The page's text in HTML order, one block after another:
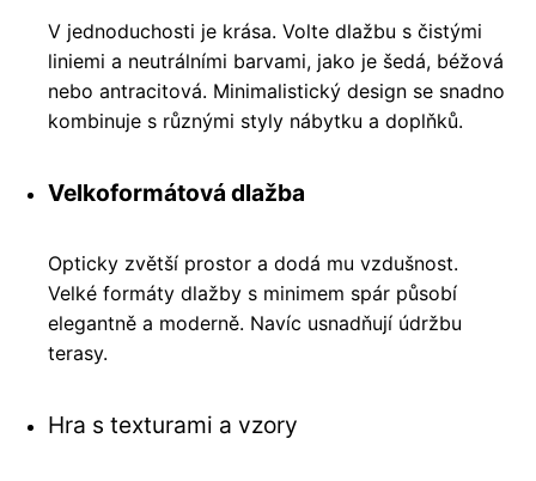
V jednoduchosti je krása. Volte dlažbu s čistými
liniemi a neutrálními barvami, jako je šedá, béžová
nebo antracitová. Minimalistický design se snadno
kombinuje s různými styly nábytku a doplňků.
Velkoformátová dlažba
Opticky zvětší prostor a dodá mu vzdušnost.
Velké formáty dlažby s minimem spár působí
elegantně a moderně. Navíc usnadňují údržbu
terasy.
Hra s texturami a vzory